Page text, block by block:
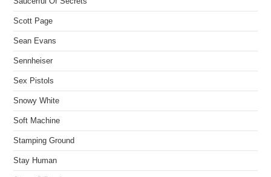
Scott Page
Sean Evans
Sennheiser
Sex Pistols
Snowy White
Soft Machine
Stamping Ground
Stay Human